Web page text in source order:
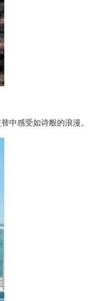
中感受如诗般的浪漫。